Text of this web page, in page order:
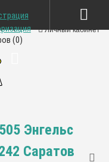
Личный кабинет
(0)
(0)
Энгельс
Саратов